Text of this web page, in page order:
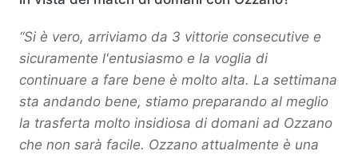
“Si è vero, arriviamo da 3 vittorie consecutive e
sicuramente l'entusiasmo e la voglia di
continuare a fare bene è molto alta. La settimana
sta andando bene, stiamo preparando al meglio
la trasferta molto insidiosa di domani ad Ozzano
che non sarà facile. Ozzano attualmente è una